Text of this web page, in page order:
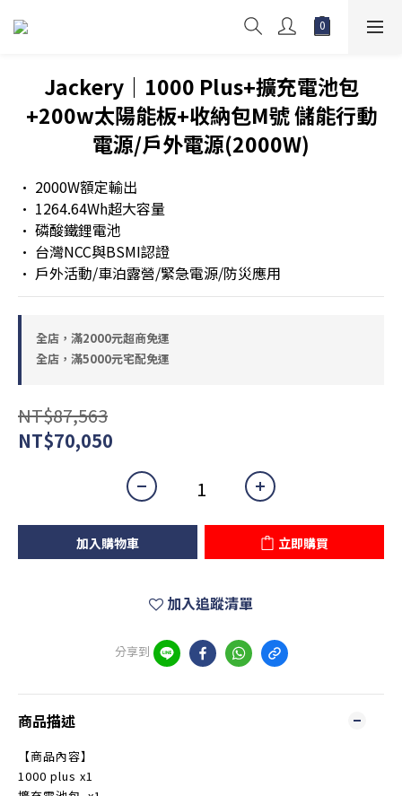
Jackery｜1000 Plus+擴充電池包
+200w太陽能板+收納包M號 儲能行動
電源/戶外電源(2000W)
• 2000W額定輸出
• 1264.64Wh超大容量
• 磷酸鐵鋰電池
• 台灣NCC與BSMI認證
• 戶外活動/車泊露營/緊急電源/防災應用
全店，滿2000元超商免運
全店，滿5000元宅配免運
NT$87,563
NT$70,050
加入購物車 立即購買
加入追蹤清單
分享到
商品描述
【商品內容】
1000 plus x1